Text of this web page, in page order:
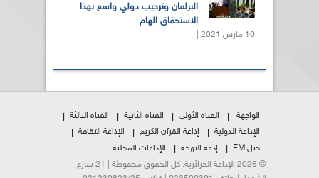
البرلمان وترحيب دولي واسع بهذا
الاستحقاق الهام
10 مارس 2021 |
الواجهة القناة الأولى القناة الثانية
القناة الثالثة
الإذاعة الدولية
إذاعة القرآن الكريم
الإذاعة الثقافة
جيل FM
إذعة البهجة
الإذاعات المحلية
© 2026 الإذاعة الجزائرية. كل الحقوق محفوظة | 21 شارع